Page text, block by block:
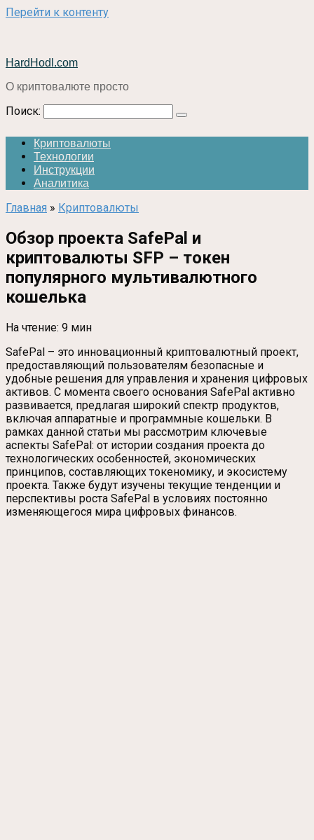
Перейти к контенту
HardHodl.com
О криптовалюте просто
Поиск:
Криптовалюты
Технологии
Инструкции
Аналитика
Главная » Криптовалюты
Обзор проекта SafePal и
криптовалюты SFP – токен
популярного мультивалютного
кошелька
На чтение: 9 мин
SafePal – это инновационный криптовалютный проект,
предоставляющий пользователям безопасные и
удобные решения для управления и хранения цифровых
активов. С момента своего основания SafePal активно
развивается, предлагая широкий спектр продуктов,
включая аппаратные и программные кошельки. В
рамках данной статьи мы рассмотрим ключевые
аспекты SafePal: от истории создания проекта до
технологических особенностей, экономических
принципов, составляющих токеномику, и экосистему
проекта. Также будут изучены текущие тенденции и
перспективы роста SafePal в условиях постоянно
изменяющегося мира цифровых финансов.